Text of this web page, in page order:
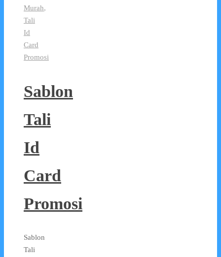
Murah,
Tali
Id
Card
Promosi
Sablon
Tali
Id
Card
Promosi
Sablon
Tali